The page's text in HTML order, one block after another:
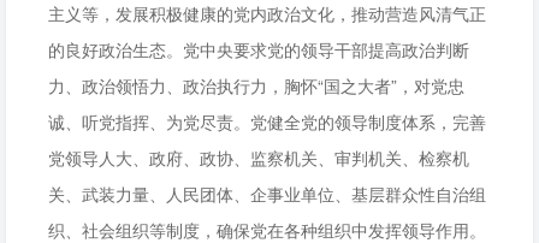
主义等，发展积极健康的党内政治文化，推动营造风清气正
的良好政治生态。党中央要求党的领导干部提高政治判断
力、政治领悟力、政治执行力，胸怀“国之大者”，对党忠
诚、听党指挥、为党尽责。党健全党的领导制度体系，完善
党领导人大、政府、政协、监察机关、审判机关、检察机
关、武装力量、人民团体、企事业单位、基层群众性自治组
织、社会组织等制度，确保党在各种组织中发挥领导作用。